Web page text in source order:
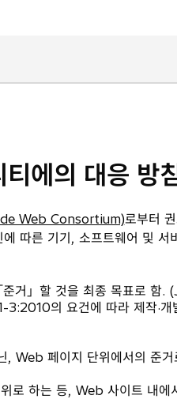
에의 대응 방
Web Consortium)로부터
에 따른 기기, 소프트웨어 및
거」할 것을 최종 목표로
의 요건에 따라 제작·
Web 페이지 단위에서의 준
로 하는 등, Web 사이트 내에